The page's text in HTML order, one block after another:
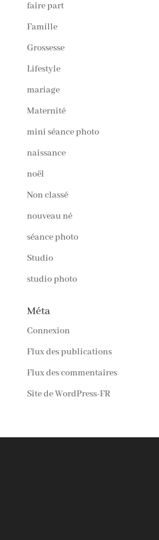
faire part
Famille
Grossesse
Lifestyle
mariage
Maternité
mini séance photo
naissance
noël
Non classé
nouveau né
séance photo
Studio
studio photo
Méta
Connexion
Flux des publications
Flux des commentaires
Site de WordPress-FR